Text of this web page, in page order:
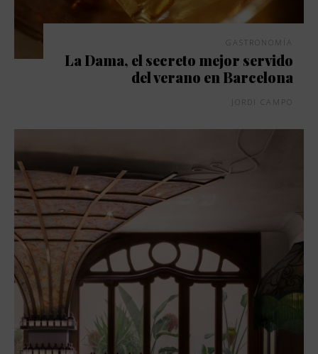
GASTRONOMÍA
La Dama, el secreto mejor servido
del verano en Barcelona
JORDI CAMPO